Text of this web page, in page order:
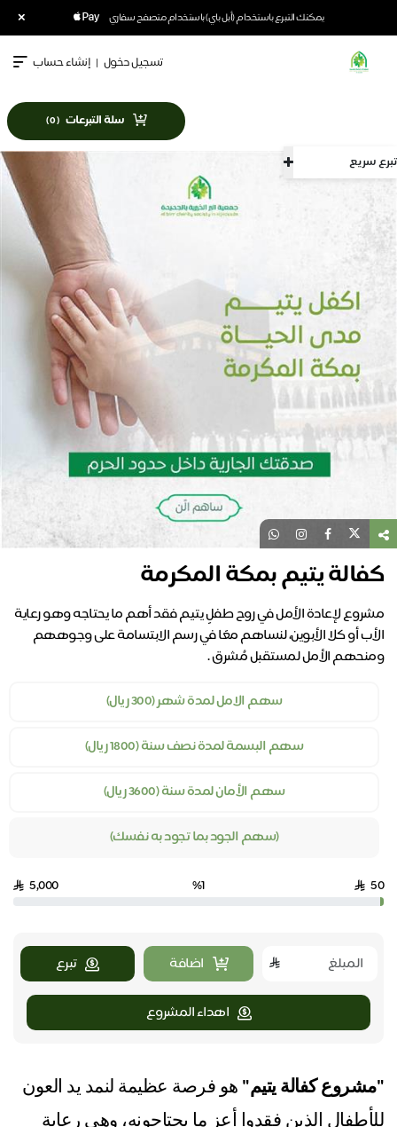
يمكنك التبرع باستخدام (أبل باي) باستخدام متصفح سفاري ×
تبرع سريع
تسجيل دخول | إنشاء حساب
سلة التبرعات (
0
)
كفالة يتيم بمكة المكرمة
مشروع لإعادة الأمل في روح طفلٍ يتيم فقد أهم ما يحتاجه وهو رعاية
الأب أو كلا الأبوين، لنساهم معًا في رسم الابتسامة على وجوههم
ومنحهم الأمل لمستقبل مُشرق .
سهم الامل لمدة شهر (300 ريال)
سهم البسمة لمدة نصف سنة (1800 ريال)
سهم الأمان لمدة سنة (3600 ريال)
(سهم الجود بما تجود به نفسك)
50
%1
5,000
اضافة تبرع
اهداء المشروع
"مشروع كفالة يتيم" هو فرصة عظيمة لنمد يد العون
للأطفال الذين فقدوا أعز ما يحتاجونه، وهي رعاية